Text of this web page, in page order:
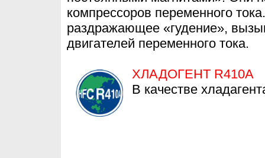
компрессоров переменного
раздражающее «гудение»,
двигателей переменного тока.
ХЛАДОГЕНТ R410A
В качестве